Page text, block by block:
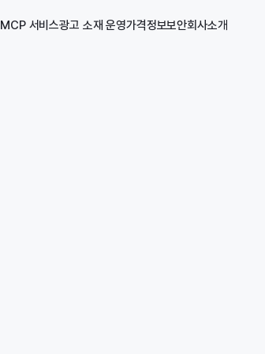
MCP 서비스광고 소재 운영가격정보보안회사소개